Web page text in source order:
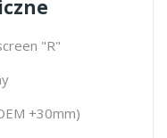
"R"
+30mm)